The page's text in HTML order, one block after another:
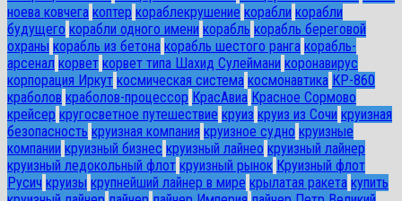
ноева ковчега коптер кораблекрушение корабли корабли
будущего корабли одного имени корабль корабль береговой
охраны корабль из бетона корабль шестого ранга корабль-
арсенал корвет корвет типа Шахид Сулеймани коронавирус
корпорация Иркут космическая система космонавтика КР-860
краболов краболов-процессор КрасАвиа Красное Сормово
крейсер кругосветное путешествие круиз круиз из Сочи круизная
безопасность круизная компания круизное судно круизные
компании круизный бизнес круизный лайнео круизный лайнер
круизный ледокольный флот круизный рынок Круизный флот
Русич круизы крупнейший лайнер в мире крылатая ракета купить